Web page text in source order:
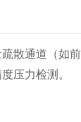
散通道（如
压力检测。